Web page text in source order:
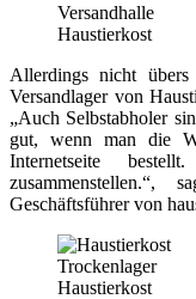
Versandhalle
Haustierkost
Allerdings nicht
Versandlager von
„Auch Selbstabholer
gut, wenn man die
Internetseite
zusammenstellen.“,
Geschäftsführer von
Trockenlager
Haustierkost